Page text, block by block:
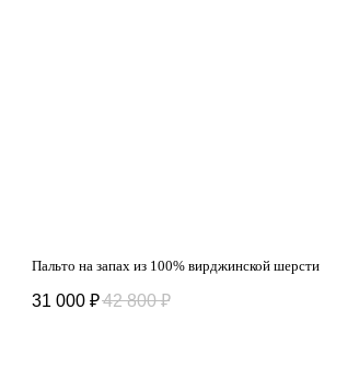
Пальто на запах из 100% вирджинской шерсти
31 000 ₽42 800 ₽